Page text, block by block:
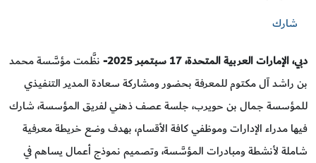
شارك
دبي،الإمارات العربية المتحدة، 17 سبتمبر 2025-
نظَّمت مؤسَّسة محمد
بن راشد آل مكتوم للمعرفة بحضور ومشاركة سعادة المدير التنفيذي
للمؤسسة جمال بن حويرب، جلسة عصف ذهني لفريق المؤسسة، شارك
فيها مدراء الإدارات وموظفي كافة الأقسام، بهدف وضع خريطة معرفية
شاملة لأنشطة ومبادرات المؤسَّسة، وتصميم نموذج أعمال يساهم في